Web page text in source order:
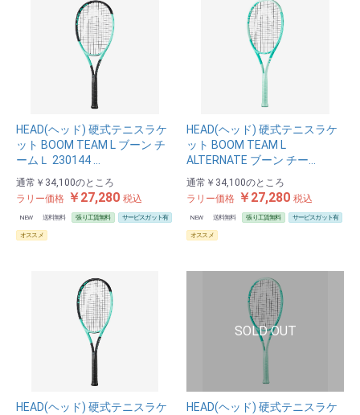
HEAD(ヘッド) 硬式テニスラケ
ット BOOM TEAM L ブーン チ
ームＬ 230144 …
通常 ￥34,100のところ
ラリー価格 ￥27,280 税込
NEW 送料無料 張り工賃無料 サービスガット有
オススメ
HEAD(ヘッド) 硬式テニスラケ
ット BOOM TEAM L
ALTERNATE ブーン チー…
通常 ￥34,100のところ
ラリー価格 ￥27,280 税込
NEW 送料無料 張り工賃無料 サービスガット有
オススメ
HEAD(ヘッド) 硬式テニスラケ
HEAD(ヘッド) 硬式テニスラケ